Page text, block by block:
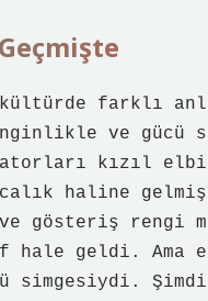
farklı
ve gücü
kızıl
haline
gösteriş rengi
geldi. Ama
Şimdi